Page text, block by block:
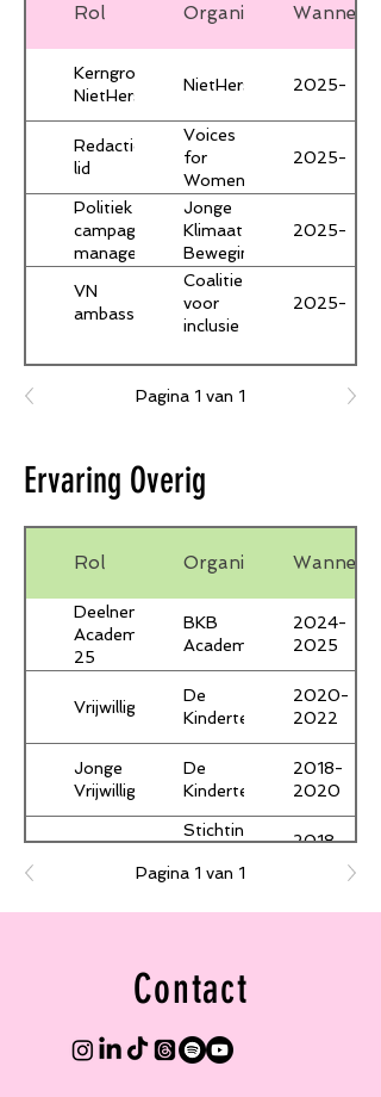
Rol Organisatie Wanneer
Kerngroep
NietHersteld
NietHersteld 2025-
Redactie
lid
Voices
for
Women
2025-
Politiek
campagne
manager
Jonge
Klimaat
Beweging
2025-
VN
ambassadeur
Coalitie
voor
inclusie
2025-
Pagina 1 van 1
Ervaring Overig
Rol Organisatie Wanneer
Deelnemer
Academie
25
BKB
Academie
2024-
2025
Vrijwilliger
De
Kindertelefoon
2020-
2022
Jonge
Vrijwilliger
De
Kindertelefoon
2018-
2020
Stichting
Vrolijkheid
2018-
Pagina 1 van 1
Contact